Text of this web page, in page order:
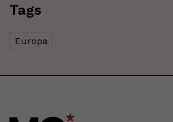
Tags
Europa